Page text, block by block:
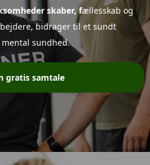
skaber, fællesskab og
bidrager til et sundt
mental sundhed.
gratis samtale